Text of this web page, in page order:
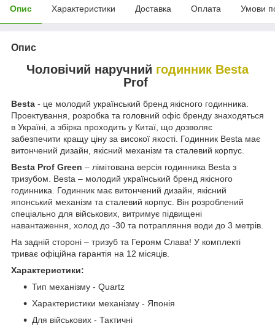
Опис Характеристики Доставка Оплата Умови
Опис
Чоловічий наручний годинник Besta
Prof
Besta - це молодий український бренд якісного годинника.
Проектування, розробка та головний офіс бренду знаходяться
в Україні, а збірка проходить у Китаї, що дозволяє
забезпечити кращу ціну за високої якості. Годинник Besta має
витончений дизайн, якісний механізм та сталевий корпус.
Besta Prof Green – лімітована версія годинника Besta з
тризубом. Besta – молодий український бренд якісного
годинника. Годинник має витончений дизайн, якісний
японський механізм та сталевий корпус. Він розроблений
спеціально для військових, витримує підвищені
навантаження, холод до -30 та потрапляння води до 3 метрів.
На задній стороні – тризуб та Героям Слава! У комплекті
триває офіційна гарантія на 12 місяців.
Характеристики:
Тип механізму - Quartz
Характеристики механізму - Японія
Для військових - Тактичні